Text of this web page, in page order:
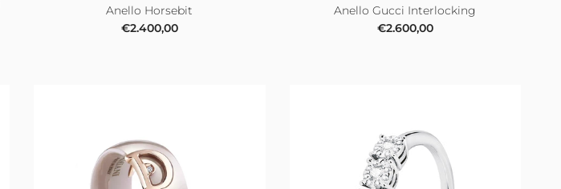
Anello Horsebit
Prezzo normale
€2.400,00
Anello Gucci Interlocking
Prezzo normale
€2.600,00